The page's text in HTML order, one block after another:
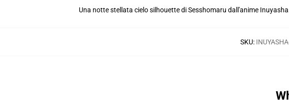
Una notte stellata cielo silhouette di Sesshomaru dall'anime
SKU: